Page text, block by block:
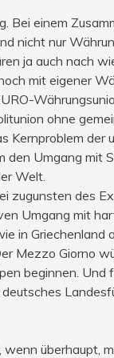
Bei einem
nicht nur
ja auch nach
mit eigener
ohne
Kernproblem der
den Umgang mit
Welt.
zugunsten des
Umgang mit
in Griechenland
Mezzo Giorno
beginnen. Und
wenn überhaupt,